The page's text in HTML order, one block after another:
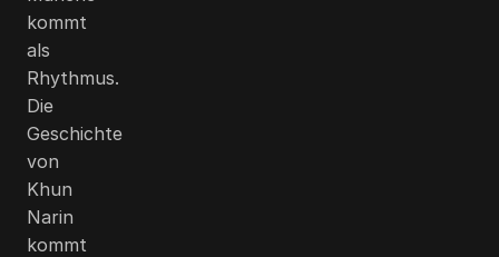
kommt
als
Rhythmus.
Die
Geschichte
von
Khun
Narin
kommt